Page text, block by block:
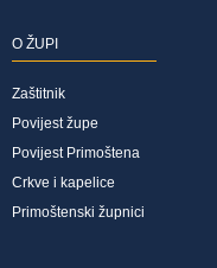
O ŽUPI
Zaštitnik
Povijest župe
Povijest Primoštena
Crkve i kapelice
Primoštenski župnici